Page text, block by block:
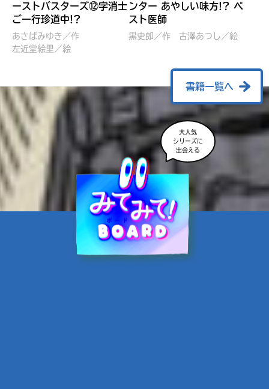
ぼくたちのマインクラフト
冒険記 エンチャント剣
VS暴走モブ
営委員会／協力
レッツゴー！まいぜんシス
ターズ とつぜん、王様に
佐久間さのすけ／絵
ーストバスターズ⑫字消士
ご一行珍道中!?
あさばみゆき／作
左近堂絵里／絵
ンター あやしい味方!? ペ
スト医師
黒史郎／作 古澤あつし／絵
書籍一覧へ
大人気
シリーズに
出会える